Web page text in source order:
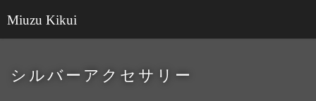
Miuzu Kikui
シルバーアクセサリー